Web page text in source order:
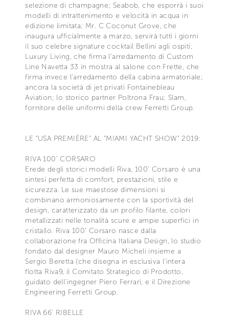
selezione di champagne; Seabob, che esporrà i suoi
modelli di intrattenimento e velocità in acqua in
edizione limitata; Mr. C Coconut Grove, che
inaugura ufficialmente a marzo, servirà tutti i giorni
il suo celebre signature cocktail Bellini agli ospiti;
Luxury Living, che firma l’arredamento di Custom
Line Navetta 33 in mostra al salone con Frette, che
firma invece l’arredamento della cabina armatoriale;
ancora la società di jet privati Fontainebleau
Aviation; lo storico partner Poltrona Frau; Slam,
fornitore delle uniformi della crew Ferretti Group.
LE “USA PREMIÈRE” AL “MIAMI YACHT SHOW” 2019:
RIVA 100’ CORSARO
Erede degli storici modelli Riva, 100’ Corsaro è una
sintesi perfetta di comfort, prestazioni, stile e
sicurezza. Le sue maestose dimensioni si
combinano armoniosamente con la sportività del
design, caratterizzato da un profilo filante, colori
metallizzati nelle tonalità scure e ampie superfici in
cristallo. Riva 100’ Corsaro nasce dalla
collaborazione fra Officina Italiana Design, lo studio
fondato dal designer Mauro Micheli insieme a
Sergio Beretta (che disegna in esclusiva l’intera
flotta Riva9, il Comitato Strategico di Prodotto,
guidato dell’ingegner Piero Ferrari, e il Direzione
Engineering Ferretti Group.
RIVA 66’ RIBELLE